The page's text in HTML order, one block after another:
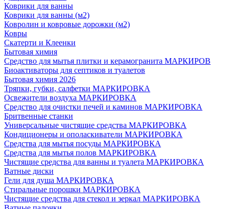
Коврики для ванны
Коврики для ванны (м2)
Ковролин и ковровые дорожки (м2)
Ковры
Скатерти и Клеенки
Бытовая химия
Средство для мытья плитки и керамогранита МАРКИРОВ
Биоактиваторы для септиков и туалетов
Бытовая химия 2026
Тряпки, губки, салфетки МАРКИРОВКА
Освежители воздуха МАРКИРОВКА
Средство для очистки печей и каминов МАРКИРОВКА
Бритвенные станки
Универсальные чистящие средства МАРКИРОВКА
Кондиционеры и ополаскиватели МАРКИРОВКА
Средства для мытья посуды МАРКИРОВКА
Средства для мытья полов МАРКИРОВКА
Чистящие средства для ванны и туалета МАРКИРОВКА
Ватные диски
Гели для душа МАРКИРОВКА
Стиральные порошки МАРКИРОВКА
Чистящие средства для стекол и зеркал МАРКИРОВКА